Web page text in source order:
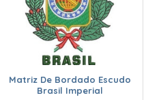
Matriz De Bordado Escudo
Brasil Imperial